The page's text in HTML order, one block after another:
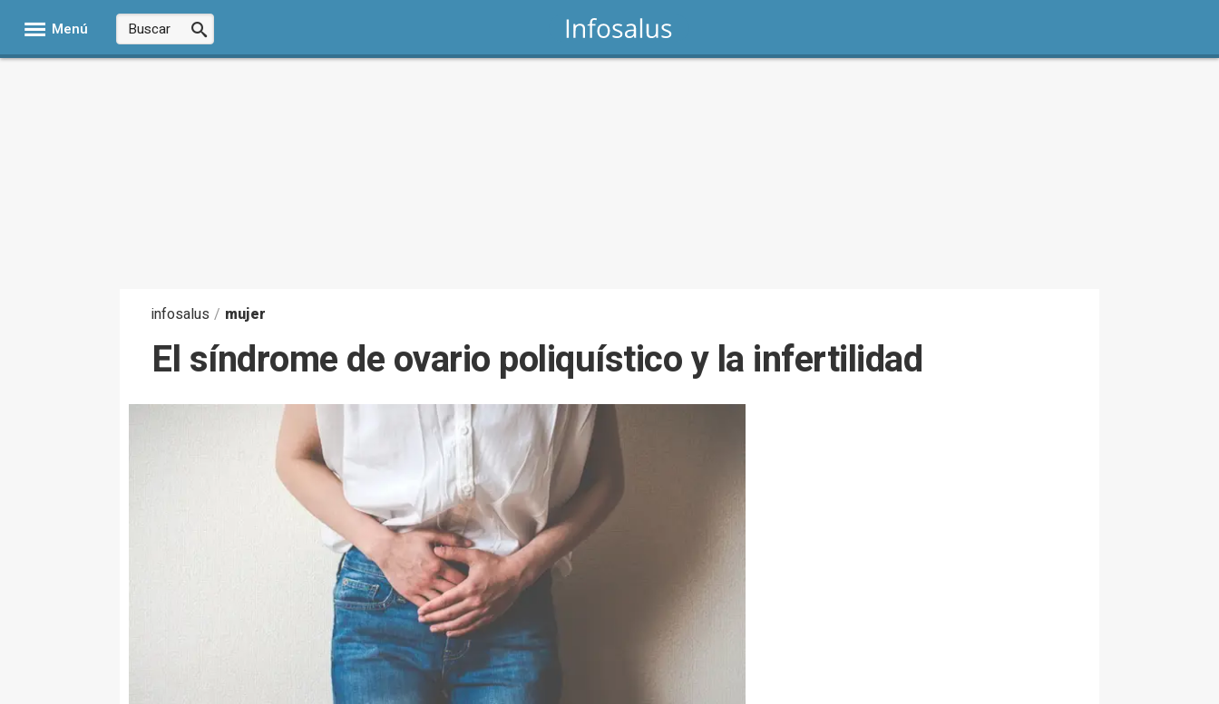
Menú
infosalus / mujer
El síndrome de ovario poliquístico y la infertilidad